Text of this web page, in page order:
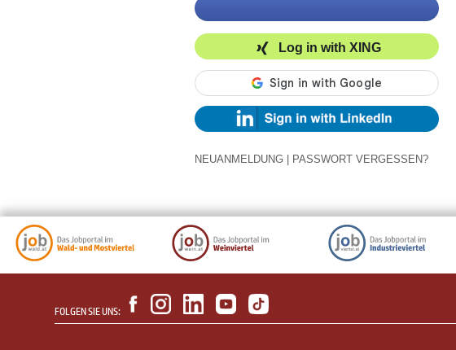
Log in with XING
NEUANMELDUNG PASSWORT VERGESSEN?
FOLGEN SIE UNS: